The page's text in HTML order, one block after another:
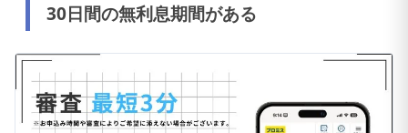
30日間の無利息期間がある